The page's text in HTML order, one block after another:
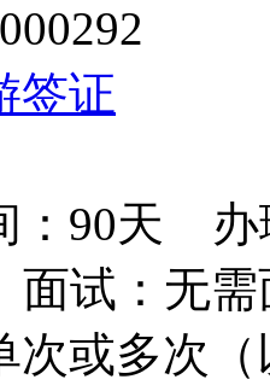
签证
：90天 办
试：无需
次或多次